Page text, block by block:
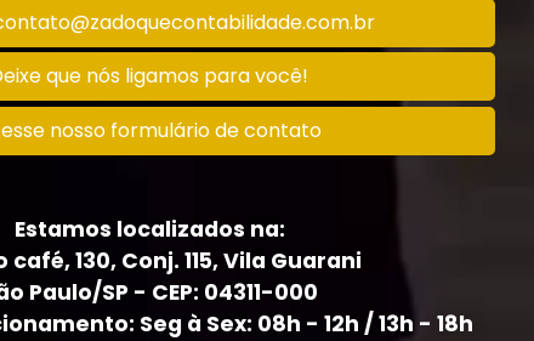
que nós ligamos para você!
nosso formulário de contato
Estamos localizados na:
café, 130, Conj. 115, Vila Guarani
Paulo/SP - CEP: 04311-000
Seg à Sex: 08h - 12h / 13h - 18h